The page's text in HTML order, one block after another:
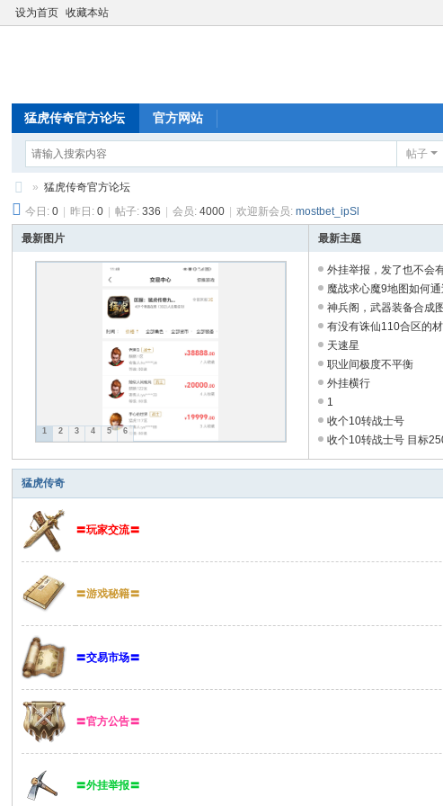
设为首页 收藏本站
猛虎传奇官方论坛 官方网站
帖子
猛
虎
» 猛虎传奇官方论坛
今日:0 昨日:0 帖子:336 会员:4000 欢迎新会员:mostbet_ipSl
最新图片
1 2 3 4 5 6
最新主题
外挂举报，发了也不会
魔战求心魔9地图如何通
神兵阁，武器装备合成
有没有诛仙110合区的
天速星
职业间极度不平衡
外挂横行
1
收个10转战士号
收个10转战士号 目标
猛虎传奇
〓玩家交流〓
〓游戏秘籍〓
〓交易市场〓
〓官方公告〓
〓外挂举报〓